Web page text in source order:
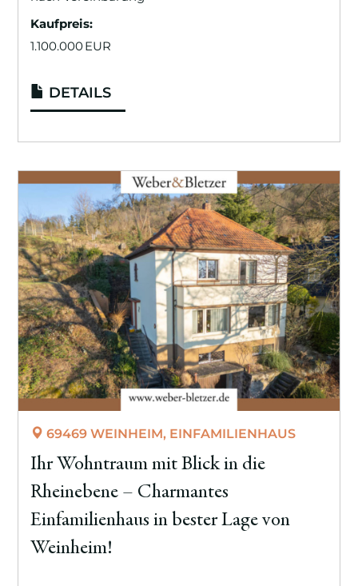
Kaufpreis:
1.100.000 EUR
DETAILS
69469 WEINHEIM, EINFAMILIENHAUS
Ihr Wohntraum mit Blick in die
Rheinebene – Charmantes
Einfamilienhaus in bester Lage von
Weinheim!